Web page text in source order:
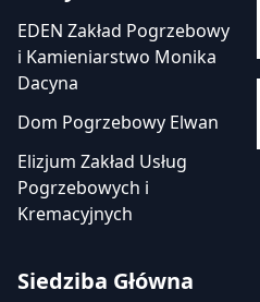
EDEN Zakład Pogrzebowy
i Kamieniarstwo Monika
Dacyna
Dom Pogrzebowy Elwan
Elizjum Zakład Usług
Pogrzebowych i
Kremacyjnych
Siedziba Główna